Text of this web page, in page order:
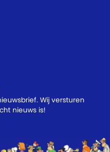
Wij versturen
nieuws is!